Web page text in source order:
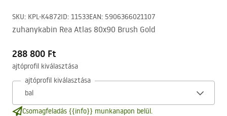
SKU: KPL-K4872ID: 11533EAN: 5906366021107
zuhanykabin Rea Atlas 80x90 Brush Gold
288 800 Ft
ajtóprofil kiválasztása
ajtóprofil kiválasztása
Csomagfeladás {{info}} munkanapon belül.